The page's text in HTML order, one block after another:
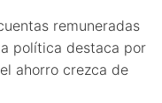
remuneradas
política destaca por
ahorro crezca de